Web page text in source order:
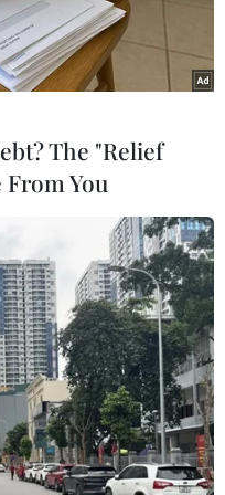
toàn bằng điện Kona
cleantechnica.com)
mới đây vừa công
trường Mỹ của
chạy hoàn toàn
The "Relief
You